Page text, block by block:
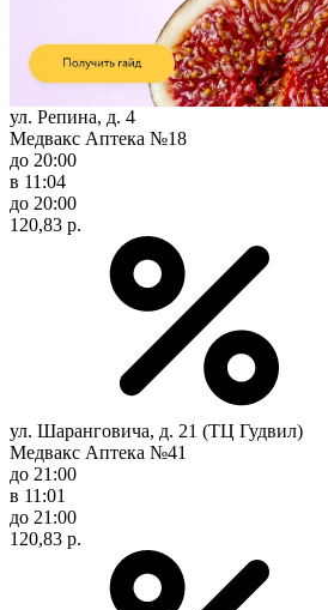
ул. Репина, д. 4
Медвакс Аптека №18
до 20:00
в 11:04
до 20:00
120,83 р.
ул. Шаранговича, д. 21 (ТЦ Гудвил)
Медвакс Аптека №41
до 21:00
в 11:01
до 21:00
120,83 р.